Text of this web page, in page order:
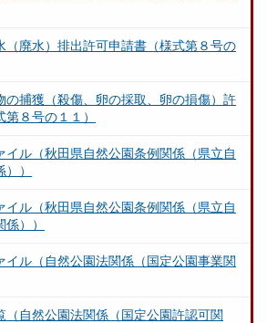
（廃水）排出許可申請書（様式第８号の
の捕獲（殺傷、卵の採取、卵の損傷）許
８号の１１）
イル（秋田県自然公園条例関係（県立自
）
イル（秋田県自然公園条例関係（県立自
））
イル（自然公園法関係（国定公園事業関
（自然公園法関係（国定公園許認可関